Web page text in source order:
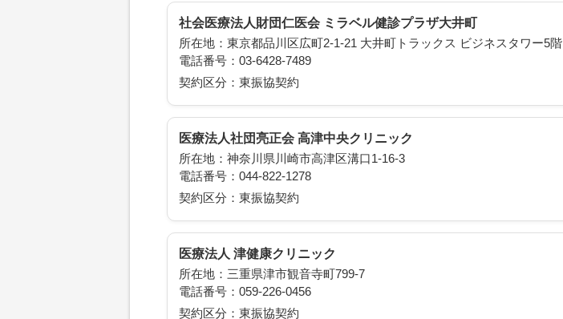
社会医療法人財団仁医会 ミラベル健診プラザ大井町
所在地：東京都品川区広町2-1-21 大井町トラックス ビジネスタワー5階
電話番号：03-6428-7489
契約区分：東振協契約
医療法人社団亮正会 高津中央クリニック
所在地：神奈川県川崎市高津区溝口1-16-3
電話番号：044-822-1278
契約区分：東振協契約
医療法人 津健康クリニック
所在地：三重県津市観音寺町799-7
電話番号：059-226-0456
契約区分：東振協契約